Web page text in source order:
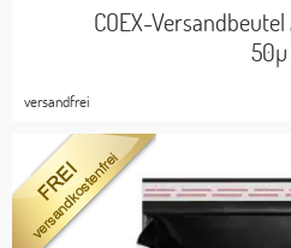
COEX-
50µ
versandfrei